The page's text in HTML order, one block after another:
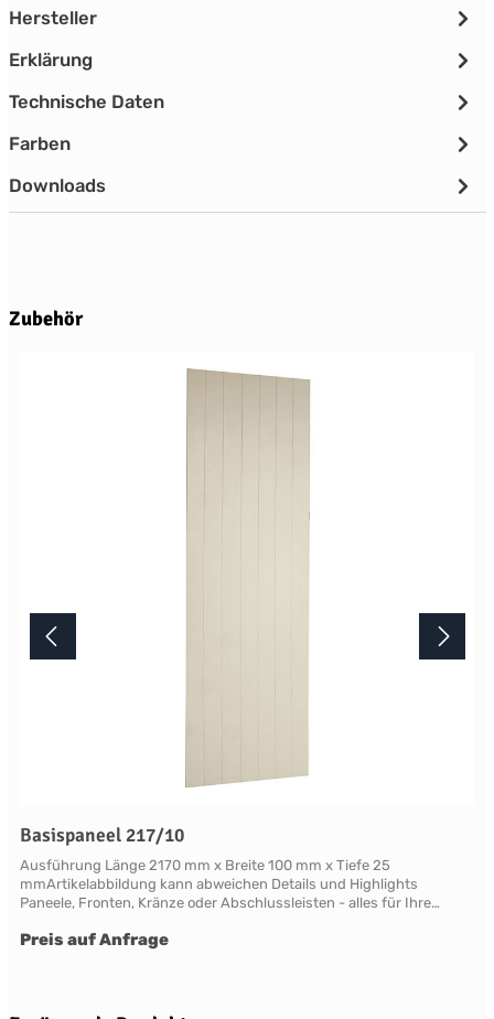
Hersteller
Erklärung
Technische Daten
Farben
Downloads
Produktgalerie überspringen
Zubehör
Basispaneel 217/10
Ausführung Länge 2170 mm x Breite 100 mm x Tiefe 25
mmArtikelabbildung kann abweichen Details und Highlights
Paneele, Fronten, Kränze oder Abschlussleisten - alles für Ihre
variablen Ausstattungen und DimensionenNahezu grenzenlose
dieser "handpainted" Oberflächen sind der matte Glanz und der
Preis auf Anfrage